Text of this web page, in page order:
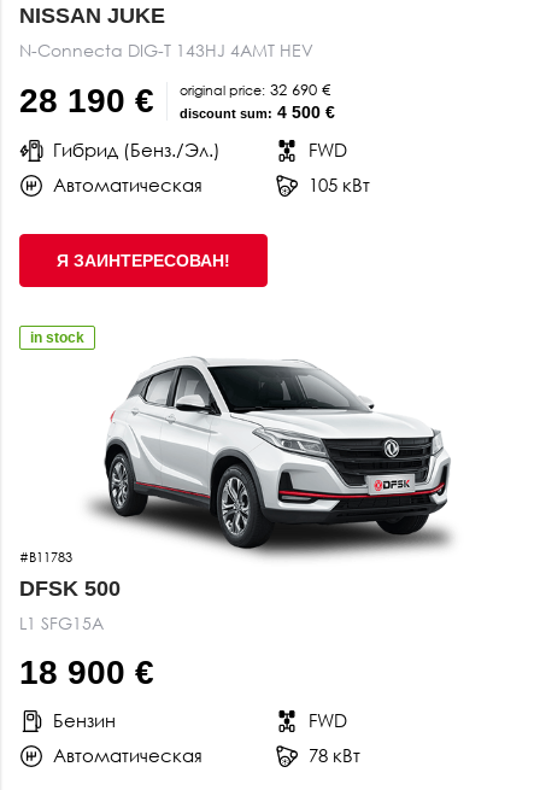
NISSAN JUKE
N-Connecta DIG-T 143HJ 4AMT HEV
28 190 € original price: 32 690 €
discount sum: 4 500 €
Гибрид (Бенз./Эл.)
FWD
Автоматическая
105 кВт
Я ЗАИНТЕРЕСОВАН!
in stock
#B11783
DFSK 500
L1 SFG15A
18 900 €
Бензин
FWD
Автоматическая
78 кВт